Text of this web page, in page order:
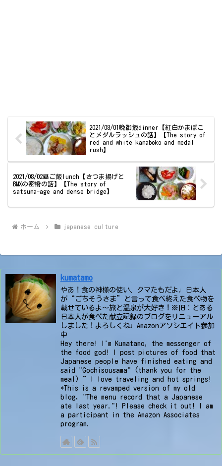
2021/08/01晩御飯dinner【紅白かまぼこ
とメダルラッシュの話】【The story of
red and white kamaboko and medal
rush】
2021/08/02昼ご飯lunch【さつま揚げと
BMXの密橋の話】【The story of
satsuma-age and dense bridge】
ホーム japanese culture
kumatamo
やあ！食の神様の使い、クマたもだよ♩日本人
が“ごちそうさま”と言って食べ終えた食べ物を
載せているよ〜旅と温泉が大好き！※旧：とある
日本人が食べた献立記録のブログをリニューアル
しました！よろしくね♩Amazonアソシエイト参加
中
Hey there! I'm Kumatamo, the messenger of
the food god! I post pictures of food that
Japanese people have finished eating and
said "Gochisousama" (thank you for the
meal) ~ I love traveling and hot springs!
*This is a revamped version of my old
blog, "The menu record that a Japanese
ate last year."! Please check it out! I am
a participant in the Amazon Associates
program.